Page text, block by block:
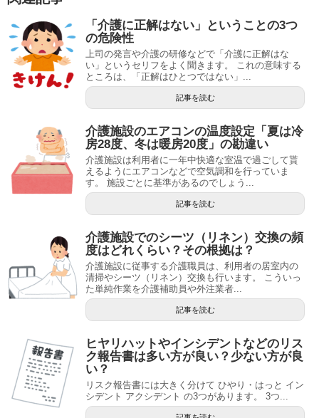
「介護に正解はない」ということの3つ
の危険性
上司の発言や介護の研修などで「介護に正解はな
い」というセリフをよく聞きます。 これの意味する
ところは、「正解はひとつではない」...
記事を読む
介護施設のエアコンの温度設定「夏は冷
房28度、冬は暖房20度」の勘違い
介護施設は利用者に一年中快適な室温で過ごして貰
えるようにエアコンなどで空気調和を行っていま
す。 施設ごとに基準があるのでしょう...
記事を読む
介護施設でのシーツ（リネン）交換の頻
度はどれくらい？その根拠は？
介護施設に従事する介護職員は、利用者の居室内の
清掃やシーツ（リネン）交換も行います。 こういっ
た単純作業を介護補助員や外注業者...
記事を読む
ヒヤリハットやインシデントなどのリス
ク報告書は多い方が良い？少ない方が良
い？
リスク報告書には大きく分けて ひやり・はっと イン
シデント アクシデント の3つがあります。 3つ...